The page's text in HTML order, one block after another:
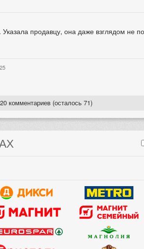
продавцу, она даже взглядом не
комментариев (осталось 71)